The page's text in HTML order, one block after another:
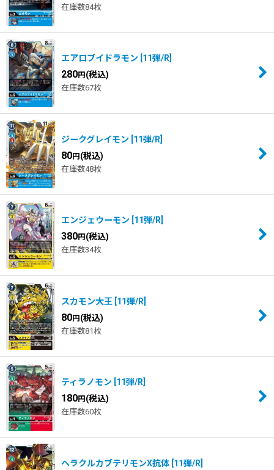
在庫数84枚
エアロブイドラモン 11弾/R
280円 (税込)
在庫数67枚
ジークグレイモン 11弾/R
80円 (税込)
在庫数48枚
エンジェウーモン 11弾/R
380円 (税込)
在庫数34枚
スカモン大王 11弾/R
80円 (税込)
在庫数81枚
ティラノモン 11弾/R
180円 (税込)
在庫数60枚
ヘラクルカブテリモンX抗体 11弾/R